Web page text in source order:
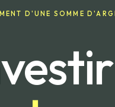
D'UNE SOMME